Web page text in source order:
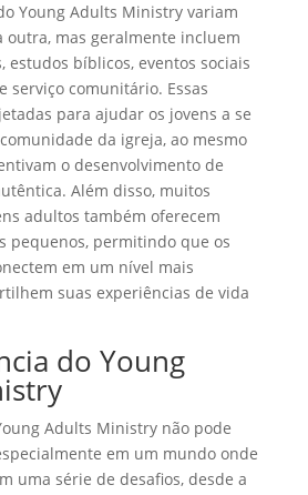
Young Adults Ministry variam
outra, mas geralmente incluem
estudos bíblicos, eventos sociais
serviço comunitário. Essas
para ajudar os jovens a se
da igreja, ao mesmo
o desenvolvimento de
Além disso, muitos
adultos também oferecem
pequenos, permitindo que os
em um nível mais
suas experiências de vida
do Young
Adults Ministry não pode
em um mundo onde
uma série de desafios, desde a